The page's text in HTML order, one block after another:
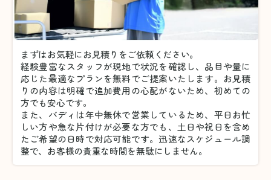
まずはお気軽にお見積りをご依頼ください。
経験豊富なスタッフが現地で状況を確認し、品目や量に
応じた最適なプランを無料でご提案いたします。お見積
りの内容は明確で追加費用の心配がないため、初めての
方でも安心です。
また、バディは年中無休で営業しているため、平日お忙
しい方や急な片付けが必要な方でも、土日や祝日を含め
たご希望の日時で対応可能です。迅速なスケジュール調
整で、お客様の貴重な時間を無駄にしません。